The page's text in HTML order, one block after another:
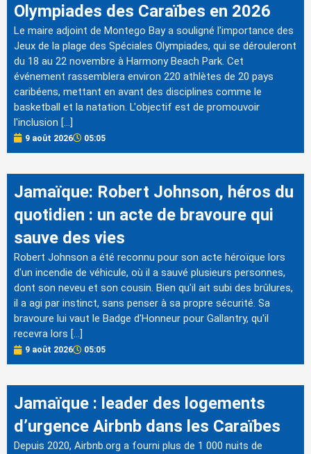
Olympiades des Caraïbes en 2026
Le maire adjoint de Montego Bay a souligné l'importance des
Jeux de la plage des Spéciales Olympiades, qui se dérouleront
du 18 au 22 novembre à Harmony Beach Park. Cet
événement rassemblera environ 220 athlètes de 20 pays
caribéens, mettant en avant des disciplines comme le
basketball et la natation. L'objectif est de promouvoir
l'inclusion […]
9 août 2026 05:05
Jamaïque: Robert Johnson, héros du
quotidien : un acte de bravoure qui
sauve des vies
Robert Johnson a été reconnu pour son acte héroïque lors
d'un incendie de véhicule, où il a sauvé plusieurs personnes,
dont son neveu et son cousin. Bien qu'il ait subi des brûlures,
il a agi par instinct, sans penser à sa propre sécurité. Sa
bravoure lui vaut le Badge d'Honneur pour Gallantry, qu'il
recevra lors […]
9 août 2026 05:05
Jamaïque : leader des logements
d’urgence Airbnb dans les Caraïbes
Depuis 2020, Airbnb.org a fourni plus de 1 000 nuits de